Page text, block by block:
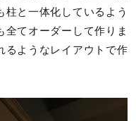
柱と一体化しているよう
全てオーダーして作りま
るようなレイアウトで作